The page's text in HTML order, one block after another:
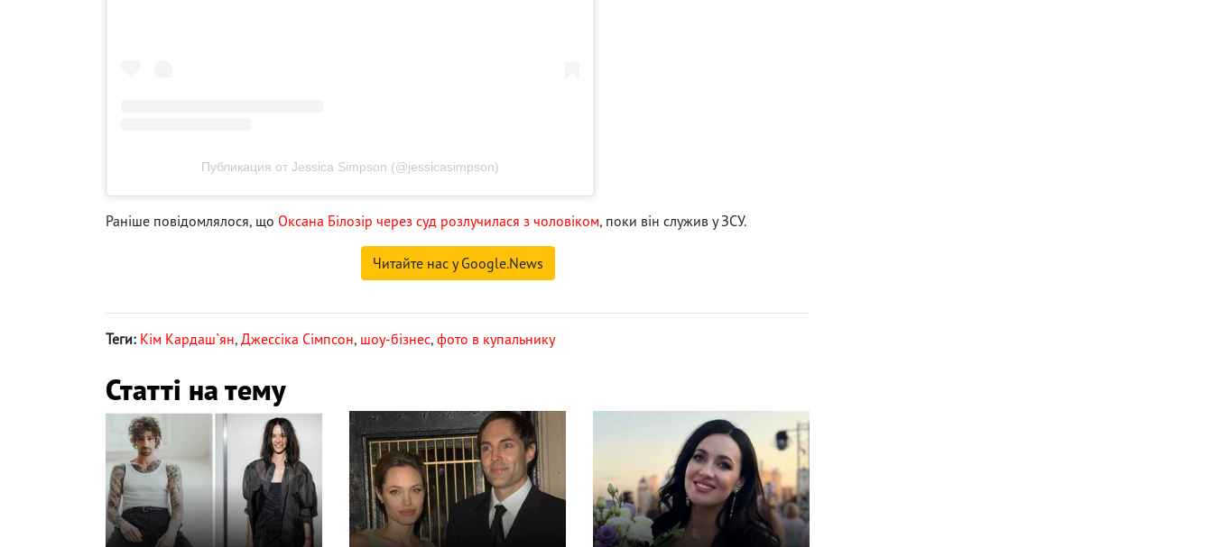
Публикация от Jessica Simpson (@jessicasimpson)
Раніше повідомлялося, що Оксана Білозір через суд розлучилася з чоловіком, поки він служив у ЗСУ.
Читайте нас у Google.News
Теги: Кім Кардаш`ян, Джессіка Сімпсон, шоу-бізнес, фото в купальнику
Статті на тему